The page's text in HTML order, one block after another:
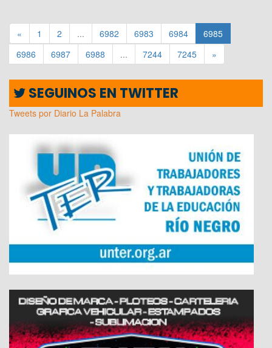
« 1 2 ... 6982 6983 6984
6985
6986
6987 6988 ... 7244 7245 »
SEGUINOS EN TWITTER
Tweets por Diario La Palabra